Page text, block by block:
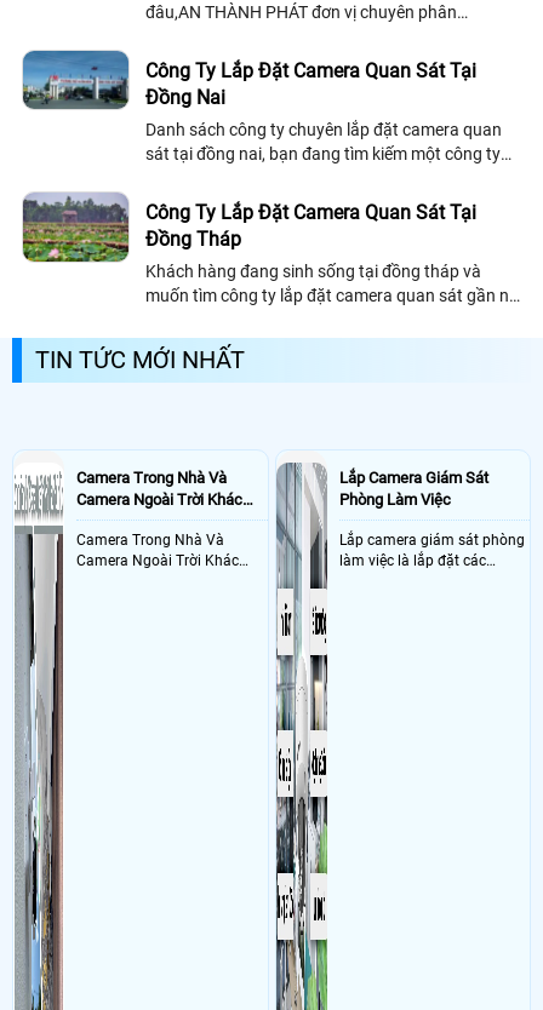
đâu,AN THÀNH PHÁT đơn vị chuyên phân
sát an ninh chính hãng giá rẻ
Công Ty Lắp Đặt Camera Quan Sát Tại
Đồng Nai
Danh sách công ty chuyên lắp đặt camera quan
sát tại đồng nai, bạn đang tìm kiếm một công ty
công ty chúng tôi giới thiệu đến khách hàng một
số công ty lắp đặt camera quan sát tại đồng nai.
Công Ty Lắp Đặt Camera Quan Sát Tại
Đồng Tháp
Khách hàng đang sinh sống tại đồng tháp và
muốn tìm công ty lắp đặt camera quan sát gần nơi
quan sát chúng tôi giới thiệu đến...
TIN TỨC MỚI NHẤT
Camera Trong Nhà Và
Camera Ngoài Trời Khác
Nhau Như Thế Nào
Camera Trong Nhà Và
Camera Ngoài Trời Khác
Lắp Camera Giám Sát
Phòng Làm Việc
Lắp camera giám sát phòng
làm việc là lắp đặt các